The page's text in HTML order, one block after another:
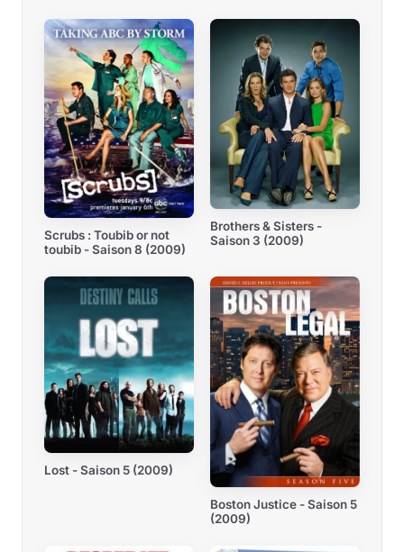
Scrubs : Toubib or not
toubib - Saison 8 (2009)
Brothers & Sisters -
Saison 3 (2009)
Lost - Saison 5 (2009)
Boston Justice - Saison 5
(2009)